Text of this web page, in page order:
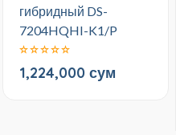
гибридный DS-
7204HQHI-K1/P
1,224,000 сум